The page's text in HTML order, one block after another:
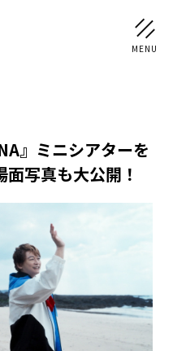
慎吾
』ミニシアターを
写真も大公開！